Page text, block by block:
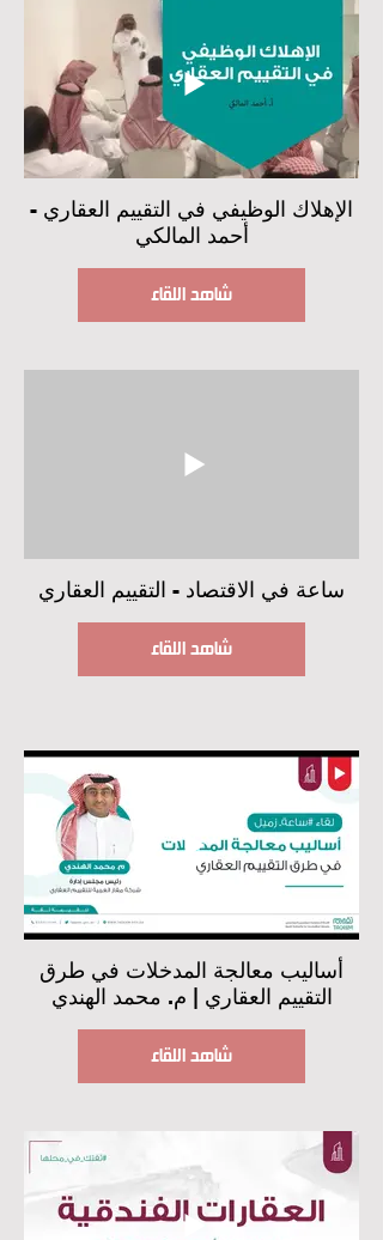
‏الإهلاك الوظيفي في التقييم العقاري -
أحمد المالكي
شاهد اللقاء
ساعة في الاقتصاد - التقييم العقاري
شاهد اللقاء
أساليب معالجة المدخلات في طرق
التقييم العقاري | م. محمد الهندي
شاهد اللقاء